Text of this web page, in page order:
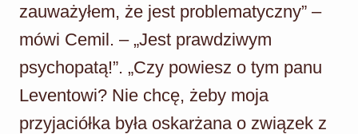
zauważyłem, że jest problematyczny” –
mówi Cemil. – „Jest prawdziwym
psychopatą!”. „Czy powiesz o tym panu
Leventowi? Nie chcę, żeby moja
przyjaciółka była oskarżana o związek z